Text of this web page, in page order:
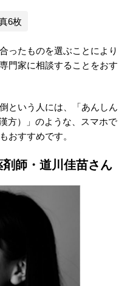
6枚
ったものを選ぶことにより
門家に相談することをおす
という人には、「あんしん
方）」のような、スマホで
おすすめです。
師・道川佳苗さん